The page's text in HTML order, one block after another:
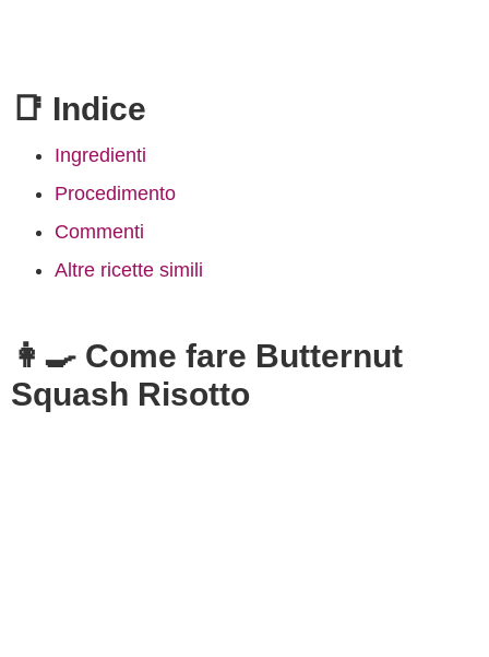
📑 Indice
Ingredienti
Procedimento
Commenti
Altre ricette simili
👩‍🍳 Come fare Butternut
Squash Risotto